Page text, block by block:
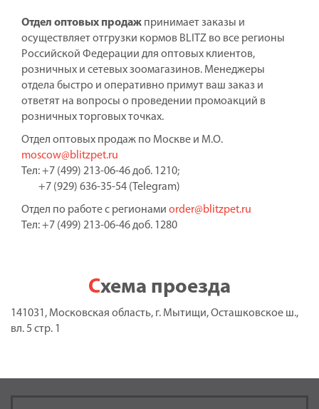
Отдел оптовых продаж принимает заказы и
осуществляет отгрузки кормов BLITZ во все регионы
Российской Федерации для оптовых клиентов,
розничных и сетевых зоомагазинов. Менеджеры
отдела быстро и оперативно примут ваш заказ и
ответят на вопросы о проведении промоакций в
розничных торговых точках.
Отдел оптовых продаж по Москве и М.О.
moscow@blitzpet.ru
Тел: +7 (499) 213-06-46 доб. 1210;
+7 (929) 636-35-54 (Telegram)
Отдел по работе с регионами order@blitzpet.ru
Тел: +7 (499) 213-06-46 доб. 1280
Схема проезда
141031, Московская область, г. Мытищи, Осташковское ш.,
вл. 5 стр. 1